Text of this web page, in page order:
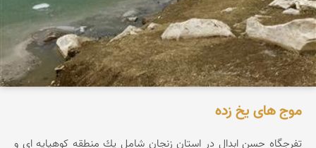
موج های یخ زده
تفرجگاه حسن ابدال در استان زنجان شامل یك منطقه كوهپایه ای و